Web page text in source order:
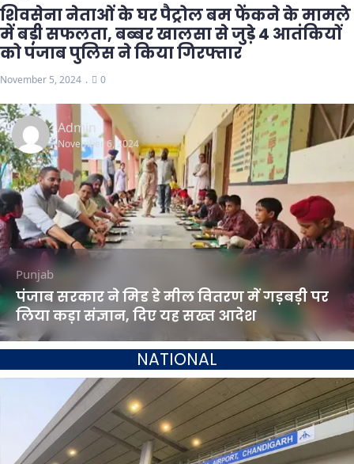
शिवसेना नेताओं के घर पैट्रोल बम फेंकने के मामले
में बड़ी सफलता, बब्बर खालसा से जुड़े 4 आतंकियों
को पंजाब पुलिस ने किया गिरफ्तार
November 5, 2024 0
Admin
November 6, 2024
Punjab
पंजाब सरकार ने मिड डे मील वितरण में गड़बड़ी पर
लिया कड़ा संज्ञान, दिए यह सख्त आदेश
NATIONAL